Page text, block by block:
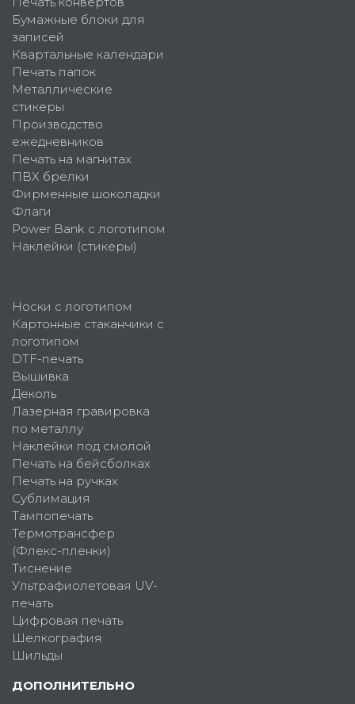
Бумажные блоки для
записей
Квартальные календари
Печать папок
Металлические
стикеры
Производство
ежедневников
Печать на магнитах
ПВХ брелки
Фирменные шоколадки
Флаги
Power Bank с логотипом
Наклейки (стикеры)
Носки с логотипом
Картонные стаканчики с
логотипом
DTF-печать
Вышивка
Деколь
Лазерная гравировка
по металлу
Наклейки под смолой
Печать на бейсболках
Печать на ручках
Сублимация
Тампопечать
Термотрансфер
(Флекс-пленки)
Тиснение
Ультрафиолетовая UV-
печать
Цифровая печать
Шелкография
Шильды
ДОПОЛНИТЕЛЬНО